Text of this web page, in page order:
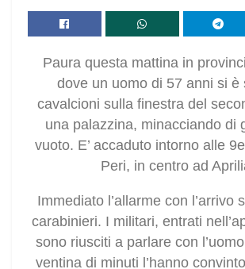
Paura questa mattina in
dove un uomo di 57 anni si è
cavalcioni sulla finestra del
una palazzina, minacciando di
vuoto. E’ accaduto intorno alle
Peri, in centro ad
Immediato l’allarme con l’arrivo
carabinieri. I militari, entrati
sono riusciti a parlare con
ventina di minuti l’hanno